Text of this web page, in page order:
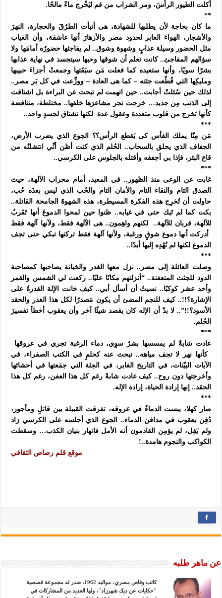
أكلت الطيور الرأسَ، ومر الشراب من فم ليَخْرج ماءً مالحًا.
**
ما كان بحاجة لأن يطلبها للشهادة، هى أنبأت الطرُقَ والحجارة، النهرَ
والأشجار، الهواءَ العابر لحدود مصر والأزهارَ أنها عاشقة، وأن الغياب
مثل الحضور وسيلة عذابٍ وشهوة وشوق.. لم يفاجئها حضورُه أمامَها ولا
سؤالهم المفاجئ.. كانت تعلم أن شوقها وحبها سيتجسد في نهاية عذابها
بشرًا سويًا، وأنها ستعيده كما فعلت مَن سبَقَتها وجمعتْ أجزاءَ حبيبها
ومليكِها التي قُطّعت جثته – كما هى العادة – ووزِّعت في كل بَر مصر..
لذلك حين سُئلتْ أجابت.. حين اتهمت لم تبحث عن البراءة بل اشتاقت
إلى الذنب مِن جديد… خرجت تجر مشاعرَها خلفها.. مختلطة، متناقضة
كأنها تَخرج من قلوب متعددة وعقول عدة
لكنها تشتاق لجسدٍ واحد..
***
مَن مِنّا يملك الفأس كى يَقطع الرأس؟؟ الجوع الذي يضرب الأرض،
الجفاف الذي يحلق بالسحاب.. الحُلم الذي كنت أظن أنِّي انتشلتُه من
قاع البئر، فإذا بي أجففه وأقتله بالجلوس على الكرسي..
***
غابت عن الوعى منذ الظهور.. في المعبد، أمام محراب الآلهة، حيث
الصدق التام والنقاء التام والأمان التام والحُب الذي ليس بعدَه حُب،
حاولت أن تُخرِج هذه الفكرة المسيطرة، هذه الشهوةَ الجامحة القاتلة..
بكت كما لم تَبك حتى في غيابه.. ظنوا حين لمحوا الدموعَ أنها تَقَربٌ
للآلهة، قربان للآلهة..
لكنهم واهِمون.. هى الآلهة فقط، ولآنها آلهة فقط
أدركت أنها دموع شوقٍ ورغبة، ولأنها آلهة فقط تركتها تبكي حتى تجف
الدموع لكنها لم تُهْدِه إليها أبدًا..
***
وصلت العائلة إلى مصر.. نزل معها الغدر والخيانة يصاحبها كمصاحبة
الدود للجثث المتعفنة.. “أنزلتهم مكانًا عليًا.. ركعت لي الشمس والقمر
وأحد عشر كوكبًا.. نسيتُ أن أسأل أبي.. كيف خانت الإلهَ القدرةُ على
الإشارة؟!!.. كيف للنجم المضئ أن يكون مَصدرًا لكل هذا الغدر والحقد
الأسود؟!!”.. لا بدّ أن الإله كان يقصد شيئًا آخر وأن يعقوب أخطأ تفسيرَ
الحُلم.
***
عادت شابةً لم يمسسها بشرٌ سوِي، دماء الرغبة تجري في عروقها
كأنها نهر لا تجف مياهه.. تبحث عنه كحلمٍ في الكتب الصفراء، في
الآيات البيّنات، في التاريخ الغابر، في الجثة التي جمَعتها في أحشائها
وأخرجتها دون روح.. كيف عادت شابةً رغم كل هذا العفن، رغم كل هذا
الحقد.. إنها إرادة الحياة، إرادة الإله.
***
صار كهلا، يبست الدماءُ في عروقه، تفرقت القبيلة بين قاتلٍ ومأجور،
دُفِن يعقوب في مدافن الدماء.. الجوع الذي أجلسه على الكرسي زاد
ولم يَقِل، لم يؤمِن القادمون أنه الأمل فانهار بنيان الكذب… وسقطت
الكواكب والنجوم هامدة..!
موقع قلم رصاص الثقافي
عن ماهر طلبه
كاتب وقاص مصري، مواليد 1962، صدر له مجموعة قصصية
"حكايات عن ديك شهرزاد"، ولها العديد من المشاركات في